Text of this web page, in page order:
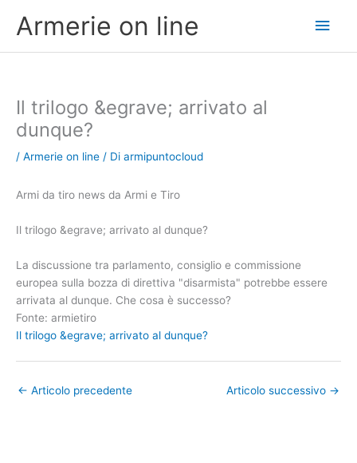
Armerie on line
Il trilogo &egrave; arrivato al
dunque?
/ Armerie on line / Di armipuntocloud
Armi da tiro news da Armi e Tiro
Il trilogo &egrave; arrivato al dunque?
La discussione tra parlamento, consiglio e commissione
europea sulla bozza di direttiva "disarmista" potrebbe essere
arrivata al dunque. Che cosa è successo?
Fonte: armietiro
Il trilogo &egrave; arrivato al dunque?
← Articolo precedente Articolo successivo →